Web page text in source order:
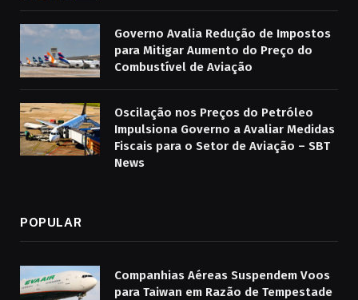
Governo Avalia Redução de Impostos
para Mitigar Aumento do Preço do
Combustível de Aviação
Oscilação nos Preços do Petróleo
Impulsiona Governo a Avaliar Medidas
Fiscais para o Setor de Aviação – SBT
News
POPULAR
Companhias Aéreas Suspendem Voos
para Taiwan em Razão de Tempestade